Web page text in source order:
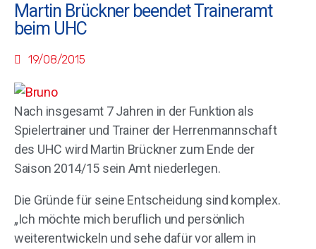
Martin Brückner beendet Traineramt
beim UHC
19/08/2015
Nach insgesamt 7 Jahren in der Funktion als
Spielertrainer und Trainer der Herrenmannschaft
des UHC wird Martin Brückner zum Ende der
Saison 2014/15 sein Amt niederlegen.
Die Gründe für seine Entscheidung sind komplex.
„Ich möchte mich beruflich und persönlich
weiterentwickeln und sehe dafür vor allem in